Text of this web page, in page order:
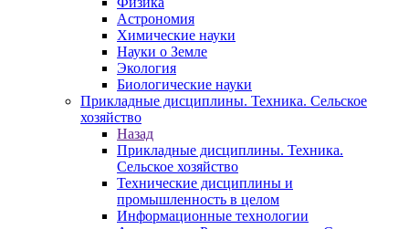
Астрономия
Химические науки
Науки о Земле
Экология
Биологические науки
Прикладные дисциплины. Техника. Сельское
хозяйство
Назад
Прикладные дисциплины. Техника.
Сельское хозяйство
Технические дисциплины и
промышленность в целом
Информационные технологии